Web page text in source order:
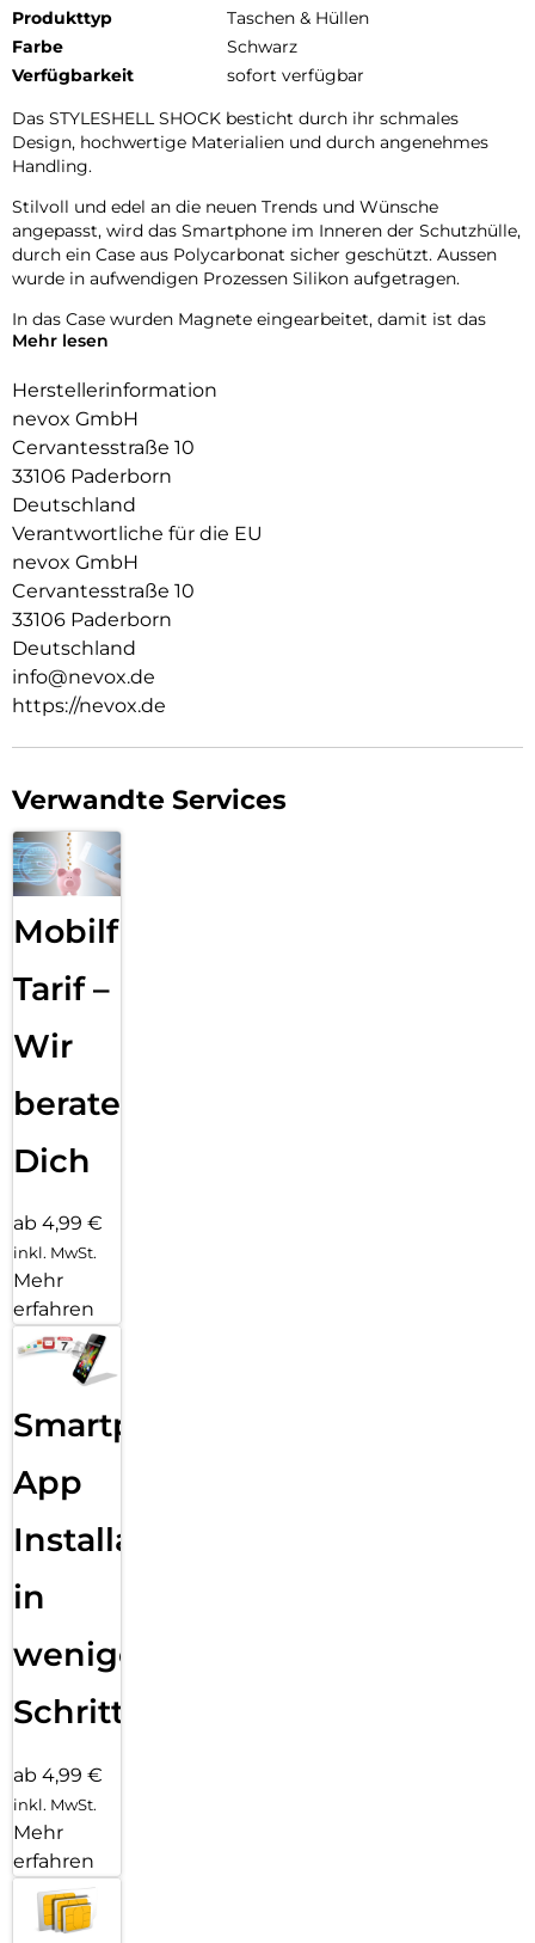
Produkttyp
Taschen & Hüllen
Farbe
Schwarz
Verfügbarkeit
sofort verfügbar
Das STYLESHELL SHOCK besticht durch ihr schmales
Design, hochwertige Materialien und durch angenehmes
Handling.
Stilvoll und edel an die neuen Trends und Wünsche
angepasst, wird das Smartphone im Inneren der Schutzhülle,
durch ein Case aus Polycarbonat sicher geschützt. Aussen
wurde in aufwendigen Prozessen Silikon aufgetragen.
In das Case wurden Magnete eingearbeitet, damit ist das
Case zu dem MagSafe Wireless Charger kompatibel.
Das Display ist durch die seitlichen Flanken geschützt.
Im inneren der Schutzhülle wurden Mikrofaser Materialien
verwendet, dadurch wird ein zerkratzen des Smartphones
verhindert.
Die Anschlüsse, Knöpfe und Kamera bleiben voll zugänglich.
Hochwertiges Schmutzabweisendes Silikon Material.
Mehr lesen
Herstellerinformation
nevox GmbH
Cervantesstraße 10
33106 Paderborn
Deutschland
Verantwortliche für die EU
nevox GmbH
Cervantesstraße 10
33106 Paderborn
Deutschland
info@nevox.de
https://nevox.de
Verwandte Services
Mobilfunk
Tarif –
Wir
beraten
Dich
ab 4,99 €
inkl. MwSt.
Mehr
erfahren
Smartphone
App
Installation
in
wenigen
Schritten
ab 4,99 €
inkl. MwSt.
Mehr
erfahren